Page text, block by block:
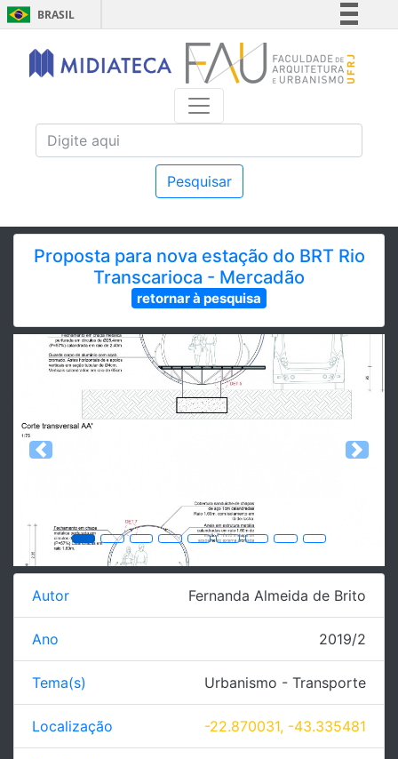
BRASIL
Simplifique!
Comunica BR
Acesso à informação
Pesquisar
Proposta para nova estação do BRT Rio
Transcarioca - Mercadão
retornar à pesquisa
Previous Next
Autor Fernanda Almeida de Brito
Ano 2019/2
Tema(s) Urbanismo - Transporte
Localização -22.870031, -43.335481